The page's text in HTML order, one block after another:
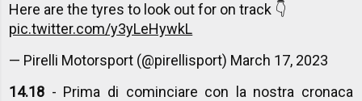
Here are the tyres to look out for on track 👇
pic.twitter.com/y3yLeHywkL
— Pirelli Motorsport (@pirellisport) March 17, 2023
14.18 - Prima di cominciare con la nostra cronaca